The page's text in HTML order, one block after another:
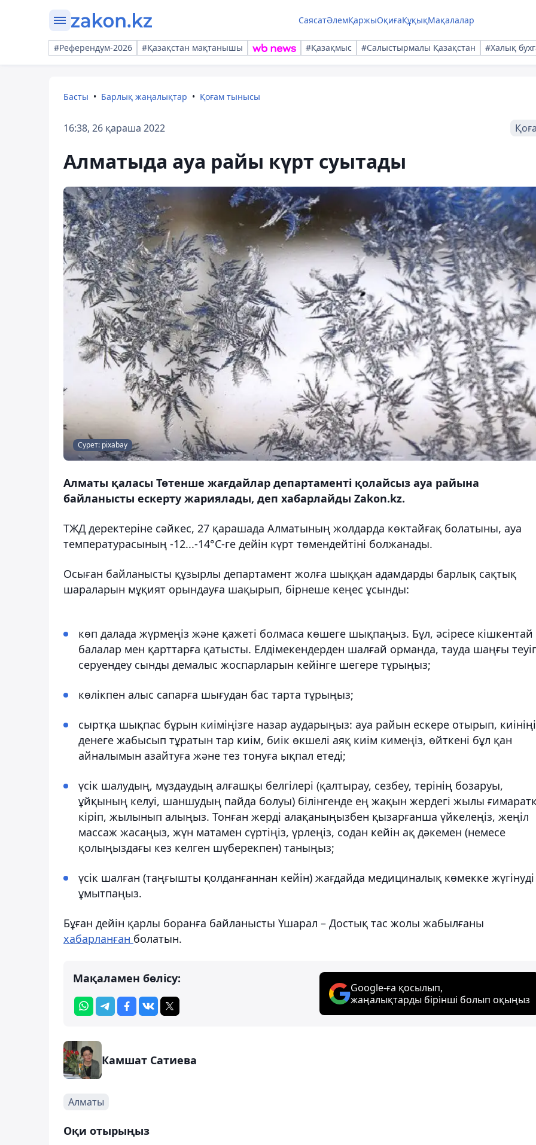
СаясатӘлемҚаржыОқиғаҚұқықМақалалар
#Референдум-2026 #Қазақстан мақтанышы #Қазақмыс #Салыстырмалы Қазақстан #Халық
Басты Барлық жаңалықтар Қоғам тынысы
16:38, 26 қараша 2022
Алматыда ауа райы күрт суытады
Сурет: pixabay
Алматы қаласы Төтенше жағдайлар департаменті қолайсыз ауа райына
байланысты ескерту жариялады, деп хабарлайды Zakon.kz.
ТЖД деректеріне сәйкес, 27 қарашада Алматының жолдарда көктайғақ болатыны, ауа
температурасының -12...-14°C-ге дейін күрт төмендейтіні болжанады.
Осыған байланысты құзырлы департамент жолға шыққан адамдарды барлық сақтық
шараларын мұқият орындауға шақырып, бірнеше кеңес ұсынды:
көп далада жүрмеңіз және қажеті болмаса көшеге шықпаңыз. Бұл, әсіресе кішкентай
балалар мен қарттарға қатысты. Елдімекендерден шалғай орманда, тауда шаңғы
серуендеу сынды демалыс жоспарларын кейінге шегере тұрыңыз;
көлікпен алыс сапарға шығудан бас тарта тұрыңыз;
сыртқа шықпас бұрын киіміңізге назар аударыңыз: ауа райын ескере отырып,
денеге жабысып тұратын тар киім, биік өкшелі аяқ киім кимеңіз, өйткені бұл қан
айналымын азайтуға және тез тонуға ықпал етеді;
үсік шалудың, мұздаудың алғашқы белгілері (қалтырау, сезбеу, терінің бозаруы,
ұйқының келуі, шаншудың пайда болуы) білінгенде ең жақын жердегі жылы
кіріп, жылынып алыңыз. Тонған жерді алақаныңызбен қызарғанша үйкелеңіз, жеңіл
массаж жасаңыз, жүн матамен сүртіңіз, үрлеңіз, содан кейін ақ дәкемен (немесе
қолыңыздағы кез келген шүберекпен) таныңыз;
үсік шалған (таңғышты қолданғаннан кейін) жағдайда медициналық көмекке жүгінуді
ұмытпаңыз.
Бұған дейін қарлы боранға байланысты Үшарал – Достық тас жолы жабылғаны
хабарланған болатын.
Мақаламен бөлісу:
Google-ға қосылып,
жаңалықтарды бірінші болып оқыңыз
Камшат Сатиева
Алматы
Оқи отырыңыз